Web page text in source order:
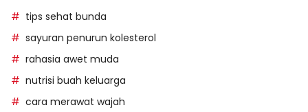
tips sehat bunda
sayuran penurun kolesterol
rahasia awet muda
nutrisi buah keluarga
cara merawat wajah